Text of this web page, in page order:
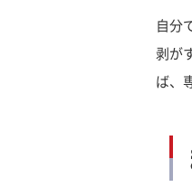
自分
剥が
ば、